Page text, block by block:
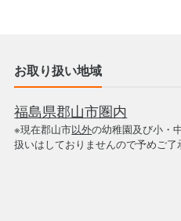
お取り扱い地域
福島県郡山市圏内
※現在郡山市以外の幼稚園及び小・
扱いはしておりませんので予めご了